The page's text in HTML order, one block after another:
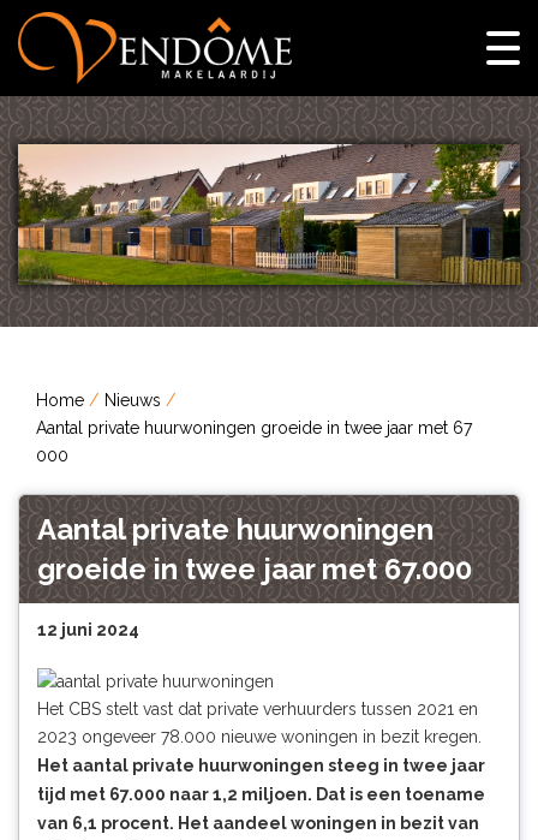
Home
Nieuws
Aantal private huurwoningen groeide in twee jaar met 67
000
Aantal private huurwoningen
groeide in twee jaar met 67.000
12 juni 2024
Het CBS stelt vast dat private verhuurders tussen 2021 en
2023 ongeveer 78.000 nieuwe woningen in bezit kregen.
Het aantal private huurwoningen steeg in twee jaar
tijd met 67.000 naar 1,2 miljoen. Dat is een toename
van 6,1 procent. Het aandeel woningen in bezit van